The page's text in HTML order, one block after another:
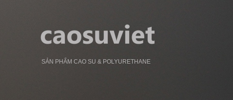
SẢN PHẨM CAO SU & POLYURETHANE